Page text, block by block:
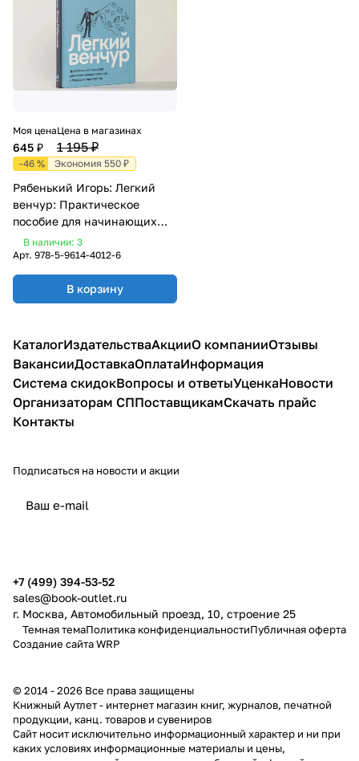
Моя цена
645 ₽
Цена в магазинах
1 195 ₽
-46 % Экономия 550 ₽
Рябенький Игорь: Легкий
венчур: Практическое
пособие для начинающих
ангелов и будущих
единорогов
В наличии: 3
Арт. 978-5-9614-4012-6
В корзину
КаталогИздательстваАкцииО компанииОтзывы
ВакансииДоставкаОплатаИнформация
Система скидокВопросы и ответыУценкаНовости
Организаторам СППоставщикамСкачать прайс
Контакты
Подписаться на новости и акции
+7 (499) 394-53-52
sales@book-outlet.ru
г. Москва, Автомобильный проезд, 10, строение 25
Темная темаПолитика конфиденциальностиПубличная оферта
Создание сайтаWRP
© 2014 - 2026 Все права защищены
Книжный Аутлет - интернет магазин книг, журналов, печатной
продукции, канц. товаров и сувениров
Cайт носит исключительно информационный характер и ни при
каких условиях информационные материалы и цены,